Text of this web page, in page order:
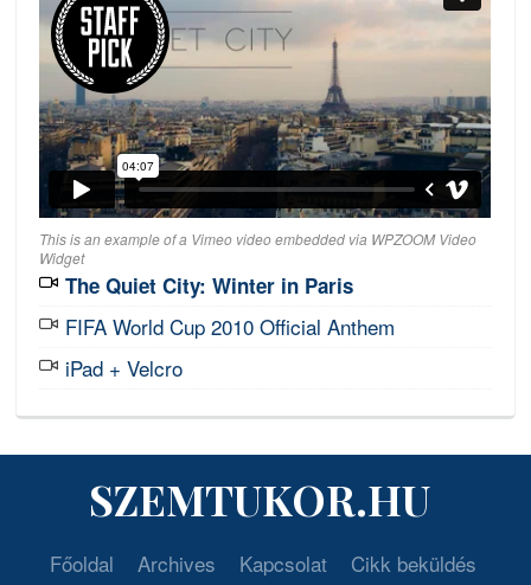
This is an example of a Vimeo video embedded via WPZOOM Video
Widget
The Quiet City: Winter in Paris
FIFA World Cup 2010 Official Anthem
iPad + Velcro
SZEMTUKOR.HU
Főoldal Archives Kapcsolat Cikk beküldés